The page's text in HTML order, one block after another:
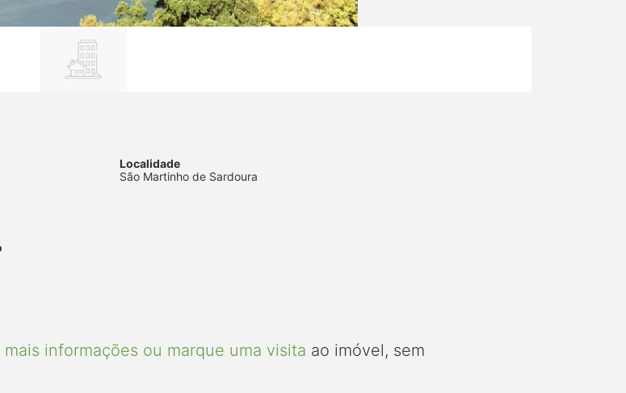
Localidade
São Martinho de Sardoura
mais informações ou marque uma visita ao imóvel, sem